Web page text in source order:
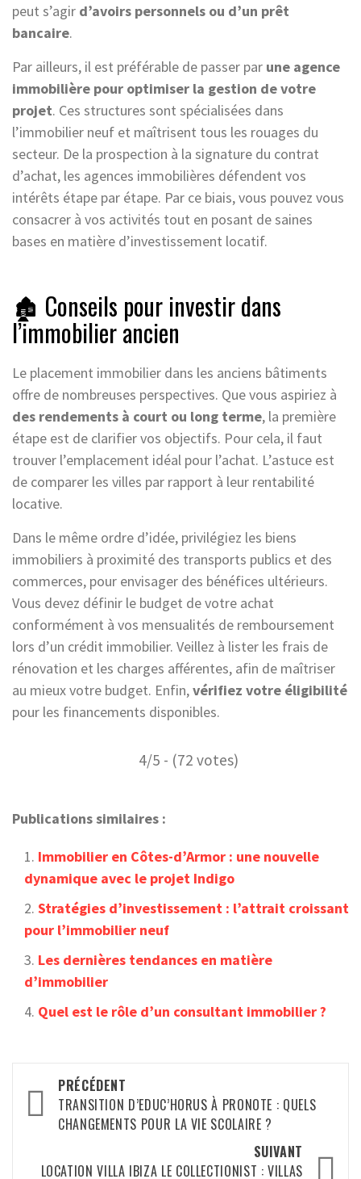
peut s’agir d’avoirs personnels ou d’un prêt
bancaire.
Par ailleurs, il est préférable de passer par une agence
immobilière pour optimiser la gestion de votre
projet. Ces structures sont spécialisées dans
l’immobilier neuf et maîtrisent tous les rouages du
secteur. De la prospection à la signature du contrat
d’achat, les agences immobilières défendent vos
intérêts étape par étape. Par ce biais, vous pouvez vous
consacrer à vos activités tout en posant de saines
bases en matière d’investissement locatif.
🏚️ Conseils pour investir dans
l’immobilier ancien
Le placement immobilier dans les anciens bâtiments
offre de nombreuses perspectives. Que vous aspiriez à
des rendements à court ou long terme, la première
étape est de clarifier vos objectifs. Pour cela, il faut
trouver l’emplacement idéal pour l’achat. L’astuce est
de comparer les villes par rapport à leur rentabilité
locative.
Dans le même ordre d’idée, privilégiez les biens
immobiliers à proximité des transports publics et des
commerces, pour envisager des bénéfices ultérieurs.
Vous devez définir le budget de votre achat
conformément à vos mensualités de remboursement
lors d’un crédit immobilier. Veillez à lister les frais de
rénovation et les charges afférentes, afin de maîtriser
au mieux votre budget. Enfin,vérifiez votre éligibilité
pour les financements disponibles.
4/5 - (72 votes)
Publications similaires :
Immobilier en Côtes-d’Armor : une nouvelle
dynamique avec le projet Indigo
Stratégies d’investissement : l’attrait croissant
pour l’immobilier neuf
Les dernières tendances en matière
d’immobilier
Quel est le rôle d’un consultant immobilier ?
Navigation
d’article
PRÉCÉDENT
TRANSITION D’EDUC’HORUS À PRONOTE : QUELS
CHANGEMENTS POUR LA VIE SCOLAIRE ?
SUIVANT
LOCATION VILLA IBIZA LE COLLECTIONIST : VILLAS